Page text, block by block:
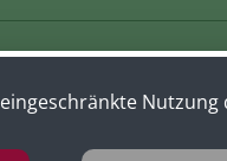
Nutzung